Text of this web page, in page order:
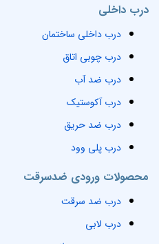
محصولات ورودی ضدسرقت
درب ضد سرقت
درب لابی
درب داخلی
درب داخلی ساختمان
درب چوبی اتاق
درب ضد آب
درب آکوستیک
درب ضد حریق
درب پلی وود